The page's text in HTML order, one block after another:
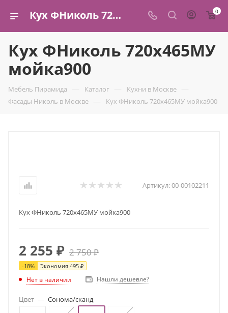
Кух ФНиколь 720х465МУ мойка900 купить в Москве — ФМ "Пирамида" 0
Кух ФНиколь 720х465МУ
мойка900
Мебель Пирамида — Каталог — Кухни в Москве —
Фасады Николь в Москве — Кух ФНиколь 720х465МУ мойка900
Артикул:00-00102211
Кух ФНиколь 720х465МУ мойка900
2 255 ₽ 2 750₽
-18% Экономия 495 ₽
Нет в наличии Нашли дешевле?
Цвет — Сонома/сканд